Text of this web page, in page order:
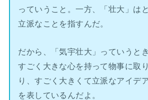
っていうこと。一方、「壮大」は
立派なことを指すんだ。
だから、「気宇壮大」っていうと
すごく大きな心を持って物事に取
り、すごく大きくて立派なアイデ
を表しているんだよ。